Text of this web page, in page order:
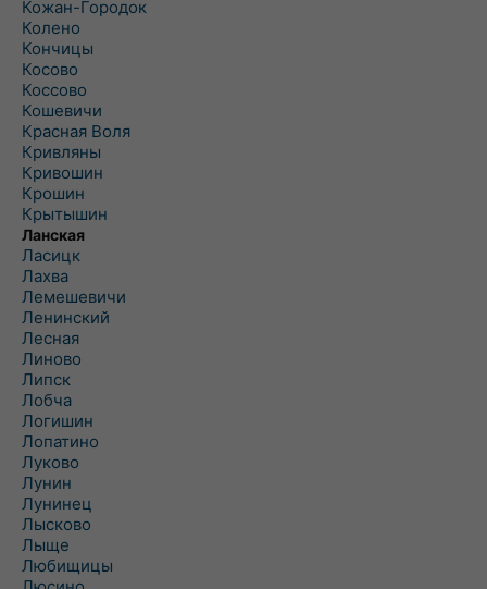
Кожан-Городок
Колено
Кончицы
Косово
Коссово
Кошевичи
Красная Воля
Кривляны
Кривошин
Крошин
Крытышин
Ланская
Ласицк
Лахва
Лемешевичи
Ленинский
Лесная
Линово
Липск
Лобча
Логишин
Лопатино
Луково
Лунин
Лунинец
Лысково
Лыще
Любищицы